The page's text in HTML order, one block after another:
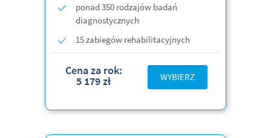
ponad 350 rodzajów badań
diagnostycznych
15 zabiegów rehabilitacyjnych
Cena za rok:
5 179 zł WYBIERZ